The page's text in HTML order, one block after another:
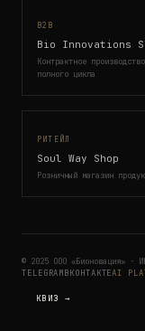
B2B
Bio Innovations
Контрактное производство
полного цикла
РИТЕЙЛ
Soul Way Shop
Розничный магазин
© 2025 ООО «Бионовация» ·
TELEGRAMВКОНТАКТЕAI
КВИЗ →